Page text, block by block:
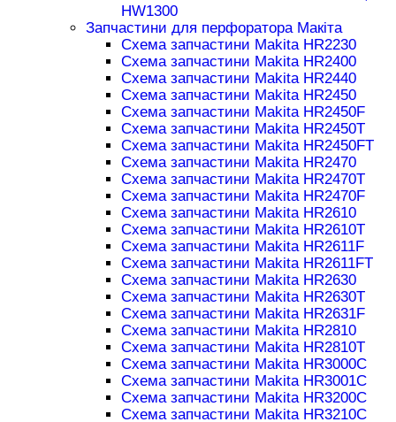
HW1300
Запчастини для перфоратора Макіта
Схема запчастини Makita HR2230
Схема запчастини Makita HR2400
Схема запчастини Makita HR2440
Схема запчастини Makita HR2450
Схема запчастини Makita HR2450F
Схема запчастини Makita HR2450T
Схема запчастини Makita HR2450FT
Схема запчастини Makita HR2470
Схема запчастини Makita HR2470T
Схема запчастини Makita HR2470F
Схема запчастини Makita HR2610
Схема запчастини Makita HR2610T
Схема запчастини Makita HR2611F
Схема запчастини Makita HR2611FT
Схема запчастини Makita HR2630
Схема запчастини Makita HR2630T
Схема запчастини Makita HR2631F
Схема запчастини Makita HR2810
Схема запчастини Makita HR2810T
Схема запчастини Makita HR3000C
Схема запчастини Makita HR3001C
Схема запчастини Makita HR3200C
Схема запчастини Makita HR3210C